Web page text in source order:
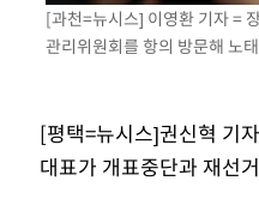
[속보]원·달러 환율, 7.7원 내린
[속보] 노원서 40.1도 관측…서울,
11시간 압수수색에 성접대 파문까
[속보]규제합리화위원회 부위원장
[과천=뉴시스] 이영환 기자 =
관리위원회를 항의 방문해 노
[평택=뉴시스]권신혁 기
대표가 개표중단과 재선